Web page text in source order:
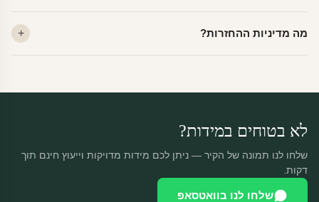
יוצאות באותו יום.
מה מדיניות ההחזרות?
לא בטוחים במידות?
שלחו לנו תמונה של הקיר — ניתן לכם מידות מדויקות וייעוץ חינם תוך
דקות.
שלחו לנו בוואטסאפ